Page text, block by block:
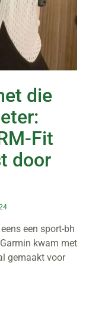
die
Fit
door
een sport-bh
kwam met
gemaakt voor